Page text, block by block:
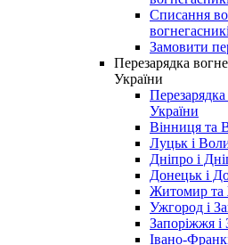
Списання
Замовити
Перезарядка
України
Перезарядка
України
Вінниця та
Луцьк і
Дніпро і
Донецьк і
Житомир та
Ужгород і
Запоріжжя і
Івано-